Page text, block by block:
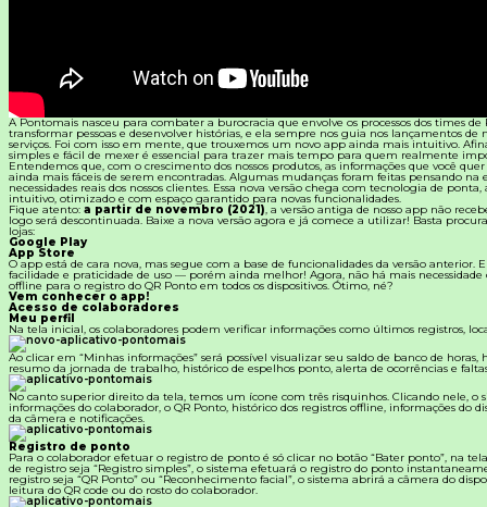
Todos os Materiais Gratuitos
E-book
Aprofunde seu conhecimento
Ferramentas e Templates
Para agilizar o seu trabalho
Infográfico
Conteúdo prático e rápido
Kits
Materiais centralizados
Lives
Newsletters
A Pontomais nasceu para combater a burocracia que envolve os processos dos times de
transformar pessoas e desenvolver histórias, e ela sempre nos guia nos lançamentos de
serviços. Foi com isso em mente, que trouxemos um novo app ainda mais intuitivo.
simples e fácil de mexer é essencial para trazer mais tempo para quem realmente
Entendemos que, com o crescimento dos nossos produtos, as informações que você quer
ainda mais fáceis de serem encontradas. Algumas mudanças foram feitas pensando na
necessidades reais dos nossos clientes. Essa nova versão chega com tecnologia de
intuitivo, otimizado e com espaço garantido para novas funcionalidades.
Fique atento: a partir de novembro (2021), a versão antiga de nosso app não
logo será descontinuada. Baixe a nova versão agora e já comece a utilizar! Basta
lojas:
Google Play
App Store
O app está de cara nova, mas segue com a base de funcionalidades da versão anterior.
facilidade e praticidade de uso — porém ainda melhor! Agora, não há mais necessidade
offline para o registro do QR Ponto em todos os dispositivos. Ótimo, né?
Vem conhecer o app!
Acesso de colaboradores
Meu perfil
Na tela inicial, os colaboradores podem verificar informações como últimos registros,
Ao clicar em “Minhas informações” será possível visualizar seu saldo de banco de horas,
resumo da jornada de trabalho, histórico de espelhos ponto, alerta de ocorrências e
No canto superior direito da tela, temos um ícone com três risquinhos. Clicando nele, o
informações do colaborador, o QR Ponto, histórico dos registros offline, informações do
da câmera e notificações.
Registro de ponto
Para o colaborador efetuar o registro de ponto é só clicar no botão “Bater ponto”, na
de registro seja “Registro simples”, o sistema efetuará o registro do ponto
registro seja “QR Ponto” ou “Reconhecimento facial”, o sistema abrirá a câmera do
leitura do QR code ou do rosto do colaborador.